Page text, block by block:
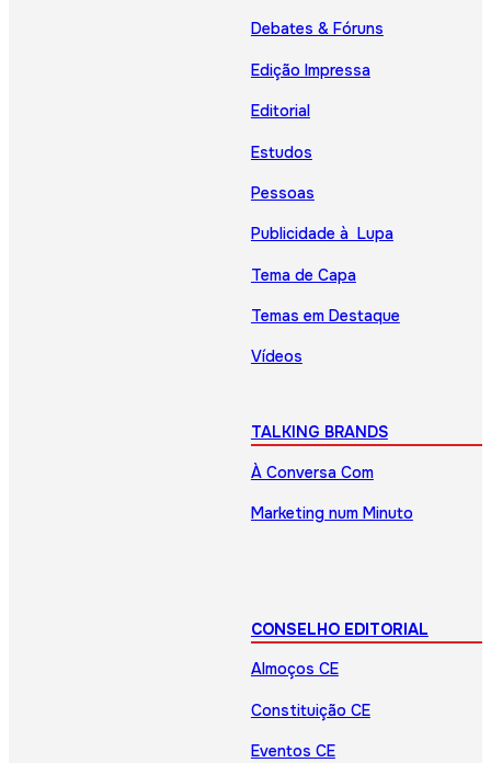
Debates & Fóruns
Edição Impressa
Editorial
Estudos
Pessoas
Publicidade à Lupa
Tema de Capa
Temas em Destaque
Vídeos
TALKING BRANDS
À Conversa Com
Marketing num Minuto
CONSELHO EDITORIAL
Almoços CE
Constituição CE
Eventos CE